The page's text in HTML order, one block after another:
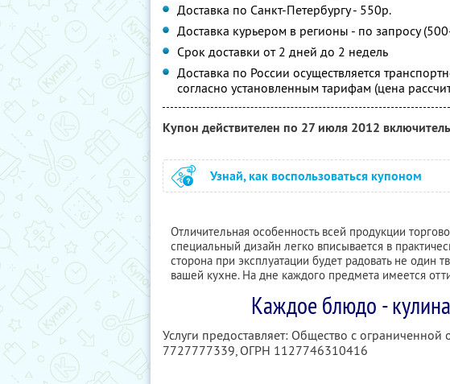
Доставка по Санкт-Петербургу - 550р.
Доставка курьером в регионы - по запросу
Срок доставки от 2 дней до 2 недель
Доставка по России осуществляется
согласно установленным тарифам (цена
Купон действителен по 27 июля 2012
Узнай, как воспользоваться купоном
Отличительная особенность всей продукции
специальный дизайн легко вписывается в
сторона при эксплуатации будет радовать не один
вашей кухне. На дне каждого предмета имеется
Каждое блюдо -
Услуги предоставляет: Общество с ограниченной
7727777339, ОГРН 1127746310416